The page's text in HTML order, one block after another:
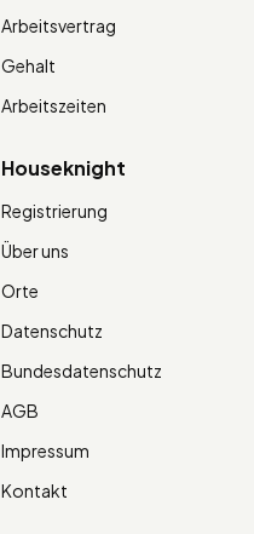
Arbeitsvertrag
Gehalt
Arbeitszeiten
Houseknight
Registrierung
Über uns
Orte
Datenschutz
Bundesdatenschutz
AGB
Impressum
Kontakt